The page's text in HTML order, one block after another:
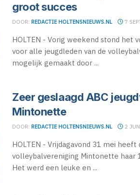
groot succes
DOOR: REDACTIE HOLTENSNIEUWS.NL 7
HOLTEN - Vorig weekend stond het
voor alle jeugdleden van de
mogelijk gemaakt door ...
Zeer geslaagd ABC
Mintonette
DOOR: REDACTIE HOLTENSNIEUWS.NL 2
HOLTEN - Vrijdagavond 31 mei heeft
volleybalvereniging Mintonette haar
Het werd een leuke en ...